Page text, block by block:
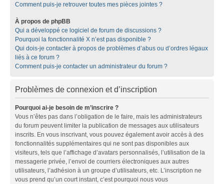
Comment puis-je retrouver toutes mes pièces jointes ?
À propos de phpBB
Qui a développé ce logiciel de forum de discussions ?
Pourquoi la fonctionnalité X n’est pas disponible ?
Qui dois-je contacter à propos de problèmes d’abus ou d’ordres légaux
liés à ce forum ?
Comment puis-je contacter un administrateur du forum ?
Problèmes de connexion et d’inscription
Pourquoi ai-je besoin de m’inscrire ?
Vous n’êtes pas dans l’obligation de le faire, mais les administrateurs
du forum peuvent limiter la publication de messages aux utilisateurs
inscrits. En vous inscrivant, vous pouvez également avoir accès à des
fonctionnalités supplémentaires qui ne sont pas disponibles aux
visiteurs, tels que l’affichage d’avatars personnalisés, l’utilisation de la
messagerie privée, l’envoi de courriers électroniques aux autres
utilisateurs, l’adhésion à un groupe d’utilisateurs, etc. L’inscription ne
vous prend qu’un court instant, c’est pourquoi nous vous